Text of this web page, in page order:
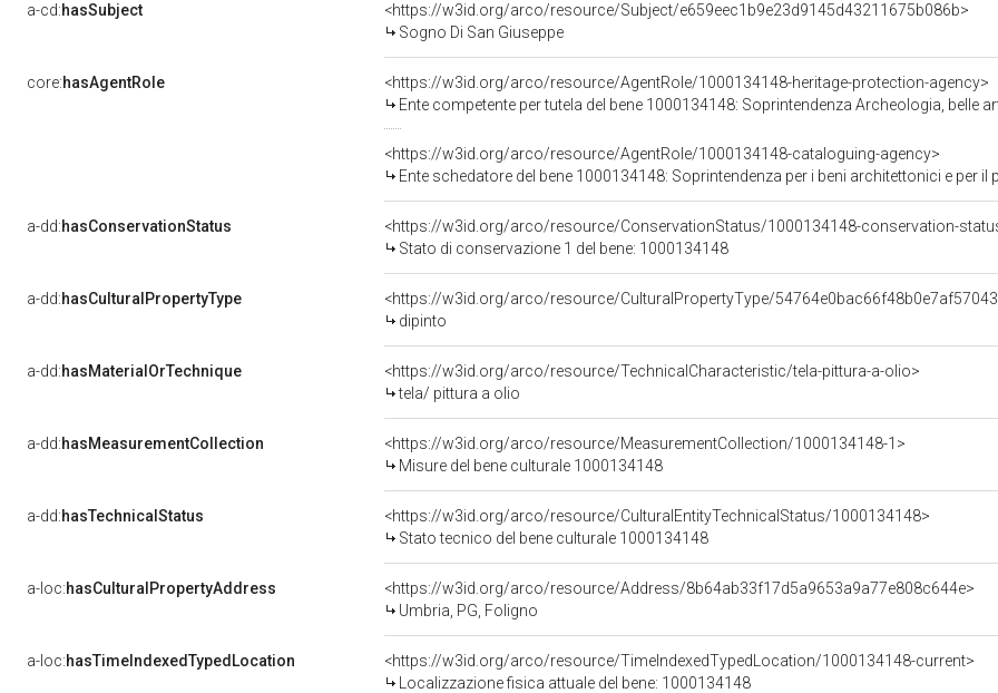
a-cd:hasSubject
<https://w3id.org/arco/resource/Subject/e659eec1b9e23d9145d43211675b086b>
Sogno Di San Giuseppe
core:hasAgentRole
<https://w3id.org/arco/resource/AgentRole/1000134148-heritage-protection-agency>
Ente competente per tutela del bene 1000134148: Soprintendenza Archeologia, belle
<https://w3id.org/arco/resource/AgentRole/1000134148-cataloguing-agency>
Ente schedatore del bene 1000134148: Soprintendenza per i beni architettonici e per il
a-dd:hasConservationStatus
<https://w3id.org/arco/resource/ConservationStatus/1000134148-conservation-
Stato di conservazione 1 del bene: 1000134148
a-dd:hasCulturalPropertyType
<https://w3id.org/arco/resource/CulturalPropertyType/
dipinto
a-dd:hasMaterialOrTechnique
<https://w3id.org/arco/resource/TechnicalCharacteristic/tela-pittura-a-olio>
tela/ pittura a olio
a-dd:hasMeasurementCollection
<https://w3id.org/arco/resource/MeasurementCollection/1000134148-1>
Misure del bene culturale 1000134148
a-dd:hasTechnicalStatus
<https://w3id.org/arco/resource/CulturalEntityTechnicalStatus/1000134148>
Stato tecnico del bene culturale 1000134148
a-loc:hasCulturalPropertyAddress
<https://w3id.org/arco/resource/Address/8b64ab33f17d5a9653a9a77e808c644e>
Umbria, PG, Foligno
a-loc:hasTimeIndexedTypedLocation
<https://w3id.org/arco/resource/TimeIndexedTypedLocation/1000134148-current>
Localizzazione fisica attuale del bene: 1000134148